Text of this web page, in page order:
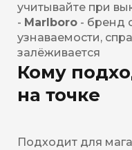
учитывайте при
- Marlboro - бренд
узнаваемости,
залёживается
Кому
на точке
Подходит для